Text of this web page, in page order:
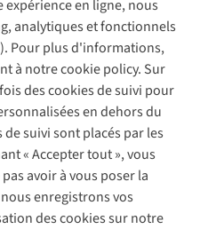
en ligne, nous
analytiques et fonctionnels
Pour plus d'informations,
à notre cookie policy. Sur
des cookies de suivi pour
en dehors du
suivi sont placés par les
« Accepter tout », vous
avoir à vous poser la
enregistrons vos
des cookies sur notre
nous